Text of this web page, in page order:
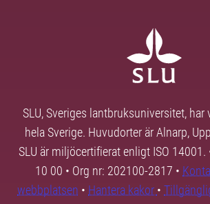
SLU, Sveriges lantbruksuniversitet, har
hela Sverige. Huvudorter är Alnarp,
SLU är miljöcertifierat enligt ISO 14001.
10 00 • Org nr: 202100-2817 •
webbplatsen • Hantera kakor •